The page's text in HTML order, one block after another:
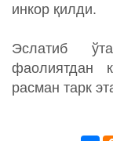
инкор қилди.
Эслатиб
фаолиятдан
расман тарк